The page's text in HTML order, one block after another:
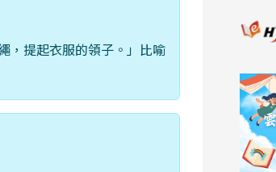
，提起衣服的領子。」比喻